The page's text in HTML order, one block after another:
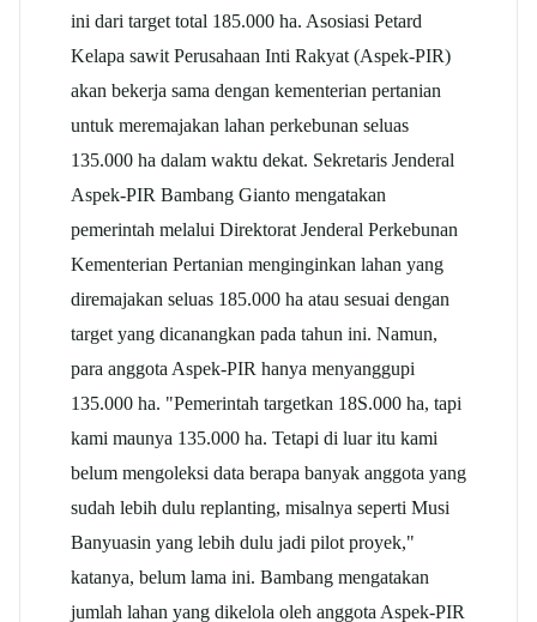
ini dari target total 185.000 ha. Asosiasi Petard
Kelapa sawitPerusahaan Inti Rakyat (Aspek-PIR)
akan bekerja sama dengan kementerian pertanian
untuk meremajakan lahan perkebunan seluas
135.000 ha dalam waktu dekat. Sekretaris Jenderal
Aspek-PIR Bambang Gianto mengatakan
pemerintah melalui Direktorat Jenderal Perkebunan
Kementerian Pertanian menginginkan lahan yang
diremajakan seluas 185.000 ha atau sesuai dengan
target yang dicanangkan pada tahun ini. Namun,
para anggota Aspek-PIR hanya menyanggupi
135.000 ha. "Pemerintah targetkan 18S.000 ha, tapi
kami maunya 135.000 ha. Tetapi di luar itu kami
belum mengoleksi data berapa banyak anggota yang
sudah lebih dulu replanting, misalnya seperti Musi
Banyuasin yang lebih dulu jadi pilot proyek,"
katanya, belum lama ini. Bambang mengatakan
jumlah lahan yang dikelola oleh anggota Aspek-PIR